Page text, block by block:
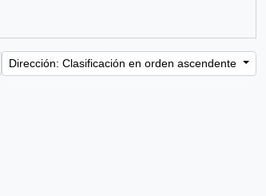
Dirección: Clasificación en orden ascendente